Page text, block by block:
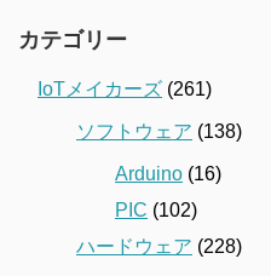
カテゴリー
IoTメイカーズ (261)
ソフトウェア (138)
Arduino (16)
PIC (102)
ハードウェア (228)